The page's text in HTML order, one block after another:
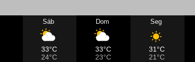
Sáb
33°C
24°C
Dom
33°C
23°C
Seg
31°C
21°C